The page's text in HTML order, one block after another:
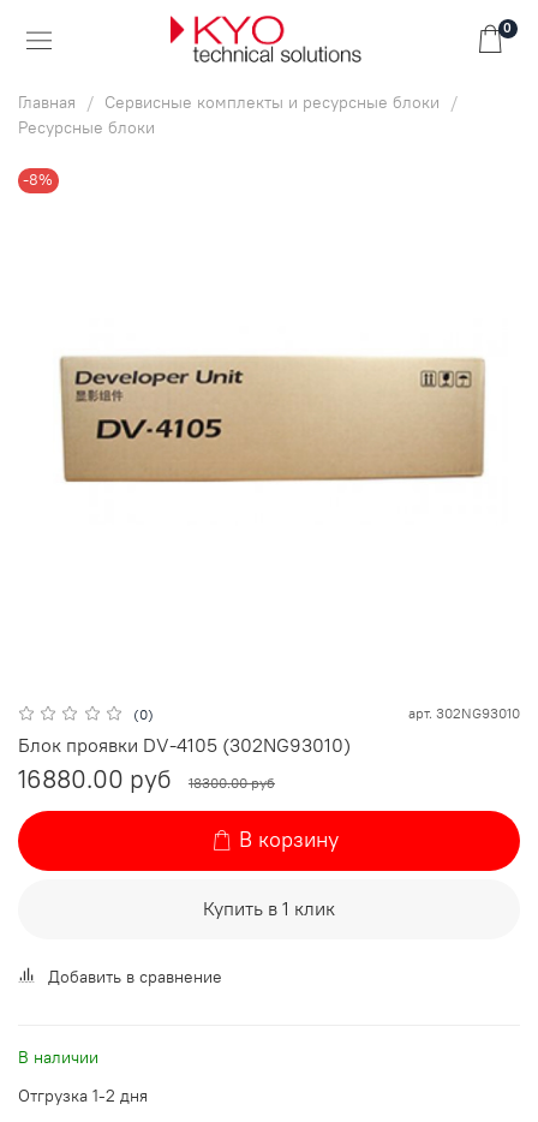
0
Главная
Сервисные комплекты и ресурсные блоки
Ресурсные блоки
-8%
(0) арт. 302NG93010
Блок проявки DV-4105 (302NG93010)
16880.00 руб 18300.00 руб
В корзину
Купить в 1 клик
Добавить в сравнение
В наличии
Отгрузка 1-2 дня